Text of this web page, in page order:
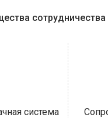
сотрудничества
система